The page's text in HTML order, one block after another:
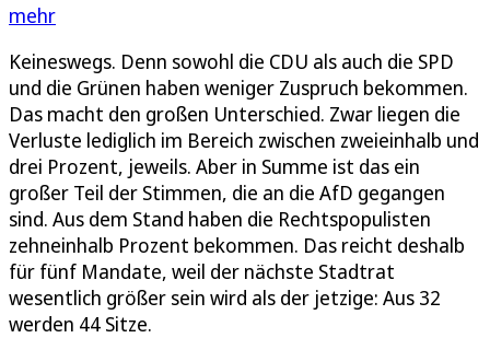
mehr
Keineswegs. Denn sowohl die CDU als auch die SPD
und die Grünen haben weniger Zuspruch bekommen.
Das macht den großen Unterschied. Zwar liegen die
Verluste lediglich im Bereich zwischen zweieinhalb und
drei Prozent, jeweils. Aber in Summe ist das ein
großer Teil der Stimmen, die an die AfD gegangen
sind. Aus dem Stand haben die Rechtspopulisten
zehneinhalb Prozent bekommen. Das reicht deshalb
für fünf Mandate, weil der nächste Stadtrat
wesentlich größer sein wird als der jetzige: Aus 32
werden 44 Sitze.